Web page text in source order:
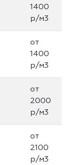
1400
р/м3
от
1400
р/м3
от
2000
р/м3
от
2100
р/м3